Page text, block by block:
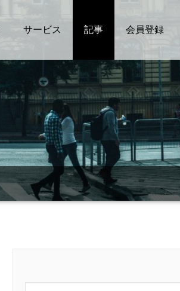
サービス 記事 会員登録